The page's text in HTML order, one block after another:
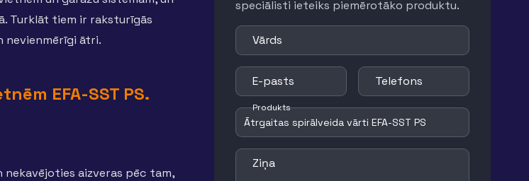
Turklāt tiem ir raksturīgās
nevienmērīgi ātri.
EFA-SST PS.
nekavējoties aizveras pēc tam,
speciālisti ieteiks piemērotāko produktu.
Vārds
E-pasts Telefons
Produkts
Ziņa